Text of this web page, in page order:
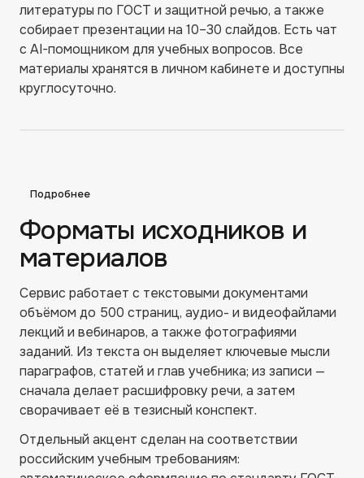
литературы по ГОСТ и защитной речью, а также
собирает презентации на 10–30 слайдов. Есть чат
с AI-помощником для учебных вопросов. Все
материалы хранятся в личном кабинете и доступны
круглосуточно.
Подробнее
Форматы исходников и
материалов
Сервис работает с текстовыми документами
объёмом до 500 страниц, аудио- и видеофайлами
лекций и вебинаров, а также фотографиями
заданий. Из текста он выделяет ключевые мысли
параграфов, статей и глав учебника; из записи —
сначала делает расшифровку речи, а затем
сворачивает её в тезисный конспект.
Отдельный акцент сделан на соответствии
российским учебным требованиям: